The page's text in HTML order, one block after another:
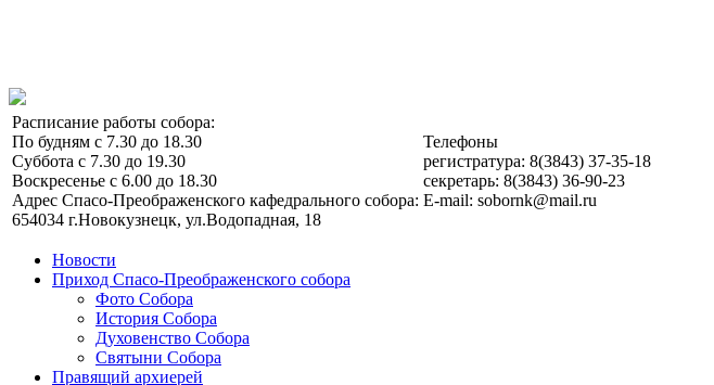
Расписание работы собора:
По будням с 7.30 до 18.30
Суббота с 7.30 до 19.30
Воскресенье с 6.00 до 18.30
Адрес Спасо-Преображенского кафедрального собора:
654034 г.Новокузнецк, ул.Водопадная, 18
Телефоны
регистратура: 8(3843) 37-35-18
секретарь: 8(3843) 36-90-23
E-mail: sobornk@mail.ru
Новости
Приход Спасо-Преображенского собора
Фото Собора
История Собора
Духовенство Собора
Святыни Собора
Правящий архиерей